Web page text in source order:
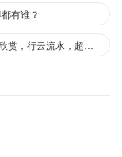
有谁？
下一篇：当代楷书宗师田英章，15幅巅峰立轴行书欣赏，行云流水，超凡脱俗